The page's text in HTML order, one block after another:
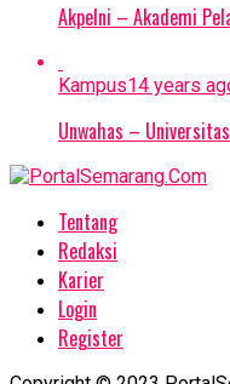
Akpelni – Akademi
Kampus14 years
Unwahas –
Tentang
Redaksi
Karier
Login
Register